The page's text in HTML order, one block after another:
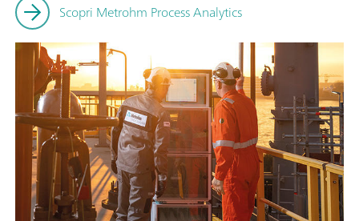
Scopri Metrohm Process Analytics